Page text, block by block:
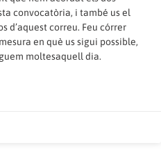
convocatòria, i també us el
d’aquest correu. Feu córrer
en què us sigui possible,
moltesaquell dia.